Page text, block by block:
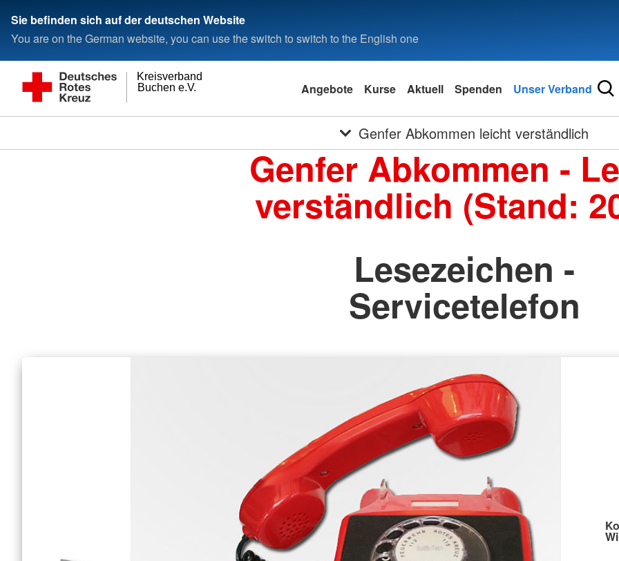
Sie befinden sich auf der deutschen Website
You are on the German website, you can use the switch to switch to the English one
Buchen e.V.
Kreisverband
Angebote Kurse Aktuell Spenden Unser Verband
Genfer Abkommen leicht verständlich
Genfer Abkommen -
verständlich (Stand:
Lesezeichen -
Servicetelefon